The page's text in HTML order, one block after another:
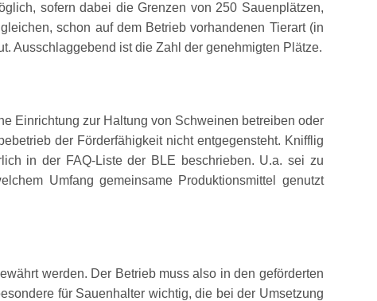
sofern dabei die Grenzen von 250 Sauenplätzen,
schon auf dem Betrieb vorhandenen Tierart (in
Ausschlaggebend ist die Zahl der genehmigten Plätze.
Einrichtung zur Haltung von Schweinen betreiben oder
der Förderfähigkeit nicht entgegensteht. Knifflig
in der FAQ-Liste der BLE beschrieben. U.a. sei zu
Umfang gemeinsame Produktionsmittel genutzt
werden. Der Betrieb muss also in den geförderten
für Sauenhalter wichtig, die bei der Umsetzung